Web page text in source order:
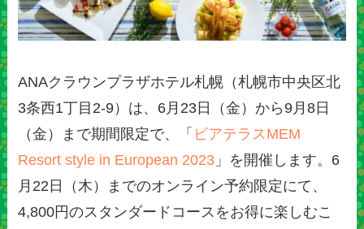
ANAクラウンプラザホテル札幌（札幌市中央区北
3条西1丁目2-9）は、6月23日（金）から9月8日
（金）まで期間限定で、「 ビアテラスMEM
Resort style in European 2023 」を開催します。6
月22日（木）までのオンライン予約限定にて、
4,800円のスタンダードコースをお得に楽しむこ